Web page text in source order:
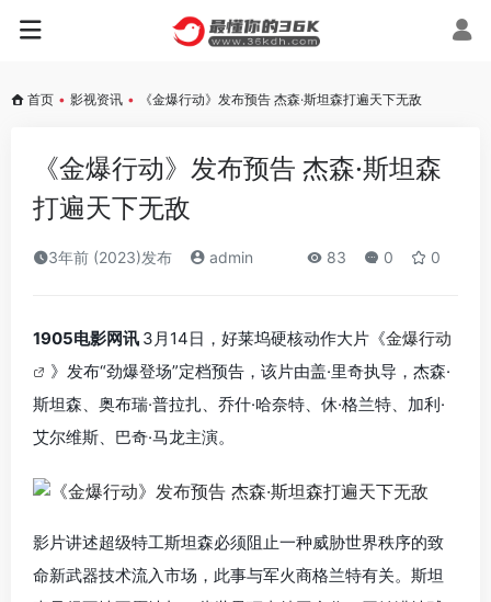
首页 • 影视资讯 • 《金爆行动》发布预告 杰森·斯坦森打遍天下无敌
《金爆行动》发布预告 杰森·斯坦森
打遍天下无敌
3年前 (2023)发布 admin 83 0 0
1905电影网讯 3月14日，好莱坞硬核动作大片《金爆行动
》发布“劲爆登场”定档预告，该片由盖·里奇执导，杰森·
斯坦森、奥布瑞·普拉扎、乔什·哈奈特、休·格兰特、加利·
艾尔维斯、巴奇·马龙主演。
影片讲述超级特工斯坦森必须阻止一种威胁世界秩序的致
命新武器技术流入市场，此事与军火商格兰特有关。斯坦